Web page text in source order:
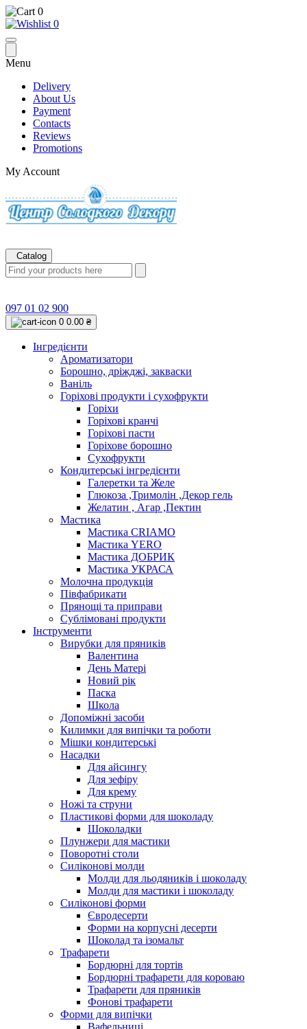
0
0
Menu
Delivery
About Us
Payment
Contacts
Reviews
Promotions
My Account
Catalog
097 01 02 900
0 0.00 ₴
Інгредієнти
Ароматизатори
Борошно, дріжджі, закваски
Ваніль
Горіхові продукти і сухофрукти
Горіхи
Горіхові кранчі
Горіхові пасти
Горіхове борошно
Сухофрукти
Кондитерські інгредієнти
Галеретки та Желе
Глюкоза ,Тримолін ,Декор гель
Желатин , Агар ,Пектин
Мастика
Мастика CRIAMO
Мастика YERO
Мастика ДОБРИК
Мастика УКРАСА
Молочна продукція
Півфабрикати
Прянощі та приправи
Сублімовані продукти
Інструменти
Вирубки для пряників
Валентина
День Матері
Новий рік
Паска
Школа
Допоміжні засоби
Килимки для випічки та роботи
Мішки кондитерські
Насадки
Для айсингу
Для зефіру
Для крему
Ножі та струни
Пластикові форми для шоколаду
Шоколадки
Плунжери для мастики
Поворотні столи
Силіконові молди
Молди для льодяників і шоколаду
Молди для мастики і шоколаду
Силіконові форми
Євродесерти
Форми на корпусні десерти
Шоколад та ізомальт
Трафарети
Бордюрні для тортів
Бордюрні трафарети для короваю
Трафарети для пряників
Фонові трафарети
Форми для випічки
Вафельниці